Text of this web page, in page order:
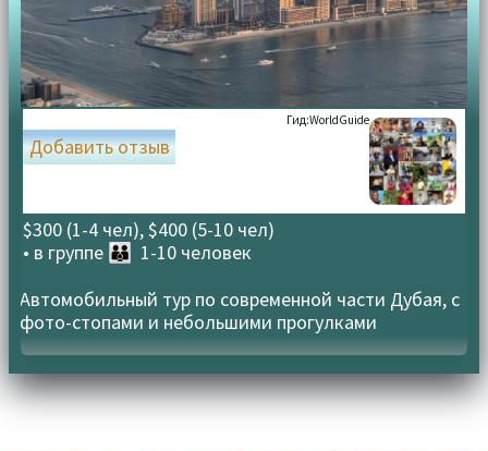
Гид:WorldGuide
$300 (1-4 чел), $400 (5-10 чел)
• в группе 👪 1-10 человек
Добавить отзыв
Автомобильный тур по современной части Дубая, с
фото-стопами и небольшими прогулками